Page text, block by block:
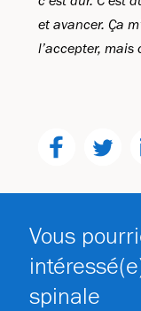
et avancer. Ça
l’accepter, mais
Vous
spinale